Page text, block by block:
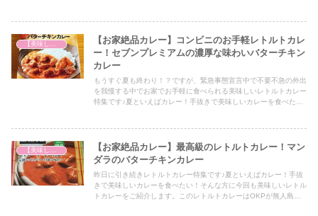
【お家絶品カレー】コンビニのお手軽レトルトカレ
ー！セブンプレミアムの濃厚な味わいバターチキン
カレー
もうすぐ夏も終わり！？ですが、緊急事態宣言中で不要不急の外出
を我慢する中でお家でお手軽に食べられる美味しいレトルトカレー
特集です♪夏といえばカレー！手抜きで美味しいカレーを食べた
【美味しいは正義】
【お家絶品カレー】最高級のレトルトカレー！マン
ダラのバターチキンカレー
昨日に引き続きレトルトカレー特集です♪夏といえばカレー！手抜
きで美味しいカレーを食べたい！そんな方に今回も美味しいレトル
トカレーをご紹介します。このレトルトカレーはOKPが無人島に1